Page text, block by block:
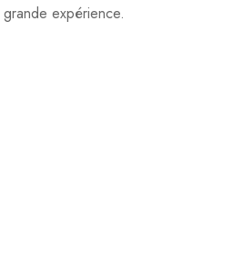
expérience.